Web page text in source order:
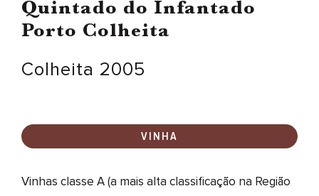
Quintado do Infantado
Porto Colheita
Colheita 2005
VINHA
Vinhas classe A (a mais alta classificação na Região